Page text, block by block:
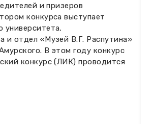
и призеров
конкурса выступает
университета,
и отдел «Музей В.Г. Распутина»
В этом году конкурс
конкурс (ЛИК) проводится